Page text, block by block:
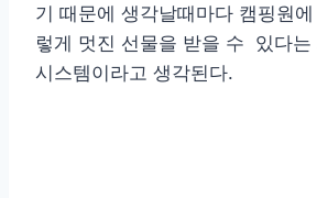
기 때문에 생각날때마다 캠핑원
렇게 멋진 선물을 받을 수 있다는
시스템이라고 생각된다.